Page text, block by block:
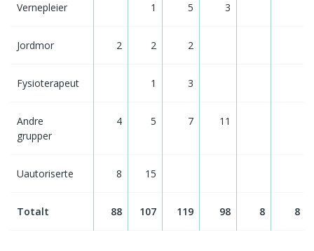
Vernepleier 1 5 3
Jordmor 2 2 2
Fysioterapeut 1 3
Andre
grupper
4 5 7 11
Uautoriserte 8 15
Totalt 88 107 119 98 8 8